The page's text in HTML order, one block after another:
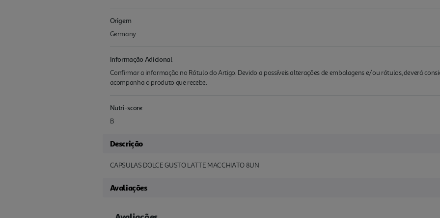
Origem
Germany
Informação Adicional
Confirmar a informação no Rótulo do Artigo. Devido a possíveis alterações de embalagens e/ou rótulos, deverá
acompanha o produto que recebe.
Nutri-score
B
Descrição
CAPSULAS DOLCE GUSTO LATTE MACCHIATO 8UN
Avaliações